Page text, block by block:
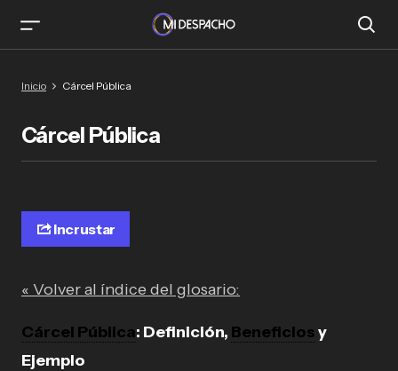
Inicio Cárcel Pública
Cárcel Pública
Incrustar
« Volver al índice del glosario:
Cárcel Pública: Definición, Beneficiosy
Ejemplo